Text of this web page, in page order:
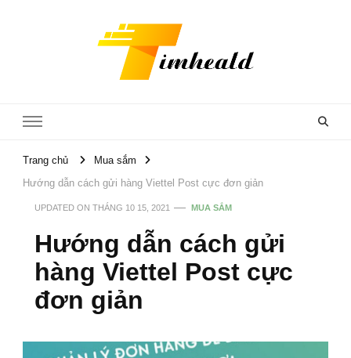
Trang chủ
Mua sắm
Hướng dẫn cách gửi hàng Viettel Post cực đơn giản
UPDATED ON THÁNG 10 15, 2021 MUA SẮM
Hướng dẫn cách gửi
hàng Viettel Post cực
đơn giản